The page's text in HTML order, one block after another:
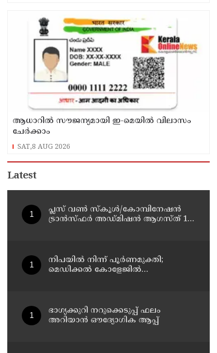
ആധാറിൽ സൗജന്യമായി ഇ-മെയിൽ വിലാസം
ചേർക്കാം
SAT,8 AUG 2026
Latest
പ്ലസ് വൺ സ്‌കൂൾ/കോമ്പിനേഷൻ
ട്രാൻസ്ഫർ അഡ്മിഷൻ ആഗസ്ത് 10,
നിപയിൽ നിന്ന് പൂർണമുക്തി;
മെഡിക്കൽ കോളേജിൽ
ഭാഗ്യക്കുറി നറുക്കെടുപ്പ് ഫലം
അറിയാൻ ഔദ്യോഗിക ആപ്പ്